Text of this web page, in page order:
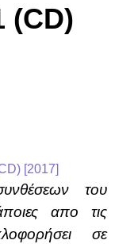
(CD)
του
απο τις
σε